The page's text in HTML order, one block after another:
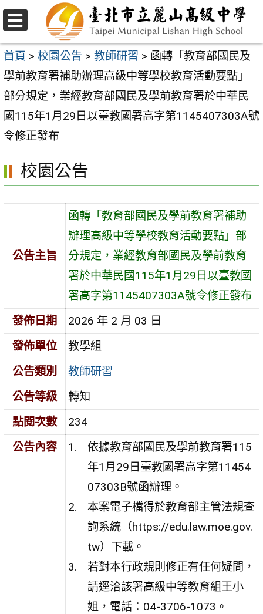
跳
至
主
要
內
容
區
選
單
首頁 > 校園公告 > 教師研習 > 函轉「教育部國民及
學前教育署補助辦理高級中等學校教育活動要點」
部分規定，業經教育部國民及學前教育署於中華民
國115年1月29日以臺教國署高字第1145407303A號
令修正發布
校園公告
公告主旨
函轉「教育部國民及學前教育署補助
辦理高級中等學校教育活動要點」部
分規定，業經教育部國民及學前教育
署於中華民國115年1月29日以臺教國
署高字第1145407303A號令修正發布
發佈日期
2026 年 2 月 03 日
發佈單位
教學組
公告類別
教師研習
公告等級
轉知
點閱次數
234
公告內容
依據教育部國民及學前教育署115
年1月29日臺教國署高字第11454
07303B號函辦理。
本案電子檔得於教育部主管法規查
詢系統（https://edu.law.moe.gov.
tw）下載。
若對本行政規則修正有任何疑問，
請逕洽該署高級中等教育組王小
姐，電話：04-3706-1073。